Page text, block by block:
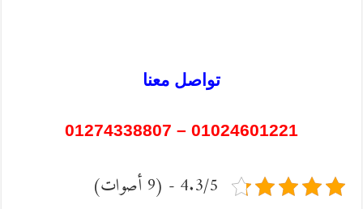
تواصل معنا
01024601221 – 01274338807
4.3/5 - (9 أصوات)